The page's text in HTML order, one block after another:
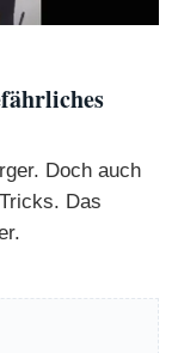
Doch auch
Das